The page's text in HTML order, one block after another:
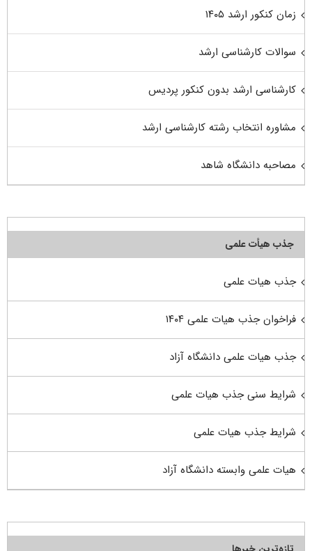
زمان کنکور ارشد ۱۴۰۵
سوالات کارشناسی ارشد
کارشناسی ارشد بدون کنکور پردیس
مشاوره انتخاب رشته کارشناسی ارشد
مصاحبه دانشگاه شاهد
جذب هیأت علمی
جذب هیات علمی
فراخوان جذب هیات علمی ۱۴۰۴
جذب هیات علمی دانشگاه آزاد
شرایط سنی جذب هیات علمی
شرایط جذب هیات علمی
هیات علمی وابسته دانشگاه آزاد